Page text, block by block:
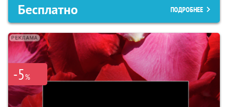
Бесплатно ПОДРОБНЕЕ
-5%